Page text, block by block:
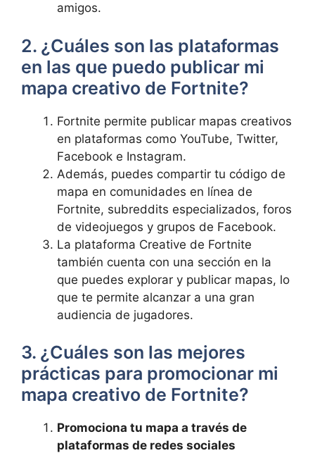
amigos.
2. ¿Cuáles son las plataformas
en las que puedo publicar mi
mapa creativo de Fortnite?
Fortnite permite publicar mapas creativos
en plataformas como YouTube, Twitter,
Facebook e Instagram.
Además, puedes compartir tu código de
mapa en comunidades en línea de
Fortnite, subreddits especializados, foros
de videojuegos y grupos de Facebook.
La plataforma Creative de Fortnite
también cuenta con una sección en la
que puedes explorar y publicar mapas, lo
que te permite alcanzar a una gran
audiencia de jugadores.
3. ¿Cuáles son las mejores
prácticas para promocionar mi
mapa creativo de Fortnite?
Promociona tu mapa a través de
plataformas de redes sociales